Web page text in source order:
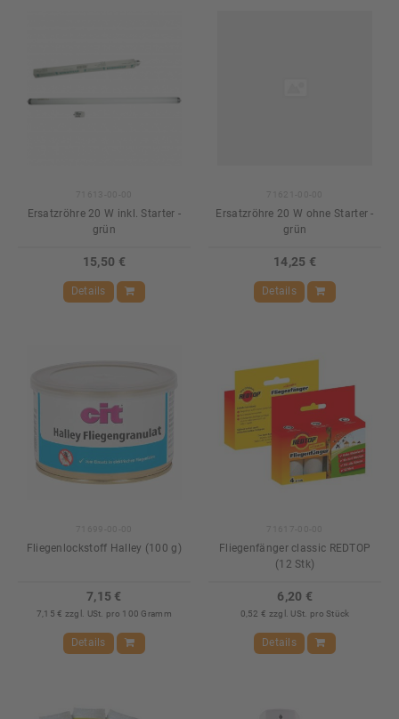
Ersatzröhre 20 W inkl. Starter -
grün
15,50 €
Details
Ersatzröhre 20 W ohne Starter -
grün
14,25 €
Details
Fliegenlockstoff Halley (100 g)
7,15 €
7,15 € zzgl. USt. pro 100 Gramm
Details
Fliegenfänger classic REDTOP
(12 Stk)
6,20 €
0,52 € zzgl. USt. pro Stück
Details